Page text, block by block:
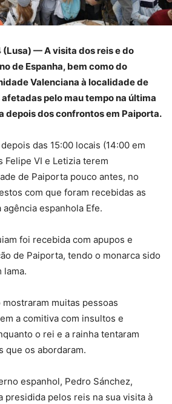
— A visita dos reis e do
de Espanha, bem como do
Valenciana à localidade de
pelo mau tempo na última
depois dos confrontos em Paiporta.
das 15:00 locais (14:00 em
Felipe VI e Letizia terem
de Paiporta pouco antes, no
com que foram recebidas as
espanhola Efe.
foi recebida com apupos e
de Paiporta, tendo o monarca sido
lama.
muitas pessoas
a comitiva com insultos e
o rei e a rainha tentaram
que os abordaram.
espanhol, Pedro Sánchez,
presidida pelos reis na sua visita à